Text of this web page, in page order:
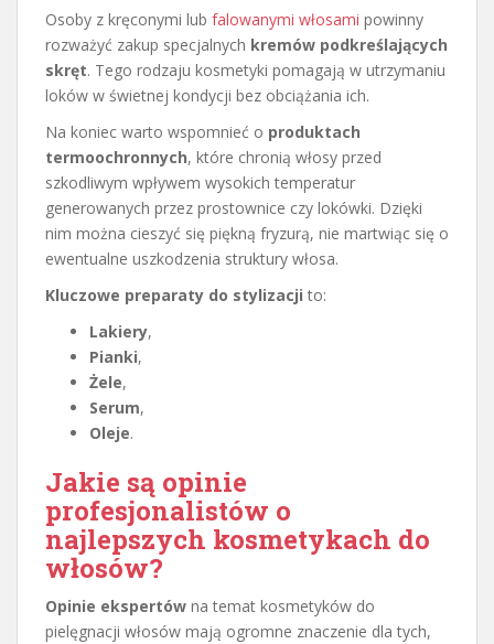
Osoby z kręconymi lub falowanymi włosami powinny
rozważyć zakup specjalnych kremów podkreślających
skręt. Tego rodzaju kosmetyki pomagają w utrzymaniu
loków w świetnej kondycji bez obciążania ich.
Na koniec warto wspomnieć o produktach
termoochronnych, które chronią włosy przed
szkodliwym wpływem wysokich temperatur
generowanych przez prostownice czy lokówki. Dzięki
nim można cieszyć się piękną fryzurą, nie martwiąc się o
ewentualne uszkodzenia struktury włosa.
Kluczowe preparaty do stylizacji to:
Lakiery,
Pianki,
Żele,
Serum,
Oleje.
Jakie są opinie
profesjonalistów o
najlepszych kosmetykach do
włosów?
Opinie ekspertów na temat kosmetyków do
pielęgnacji włosów mają ogromne znaczenie dla tych,